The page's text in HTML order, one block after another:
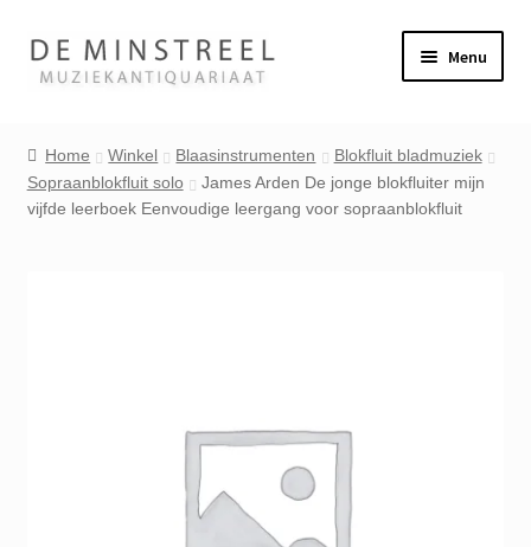
Ga
door
Ga
naar
Menu
Contact
Home Winkel Blaasinstrumenten
Blokfluit bladmuziek
Sopraanblokfluit solo
James Arden De jonge blokfluiter mijn
vijfde leerboek Eenvoudige leergang voor sopraanblokfluit